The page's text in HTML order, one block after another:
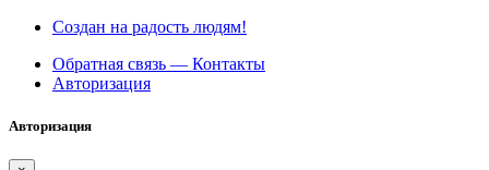
Создан на радость людям!
Обратная связь — Контакты
Авторизация
Авторизация